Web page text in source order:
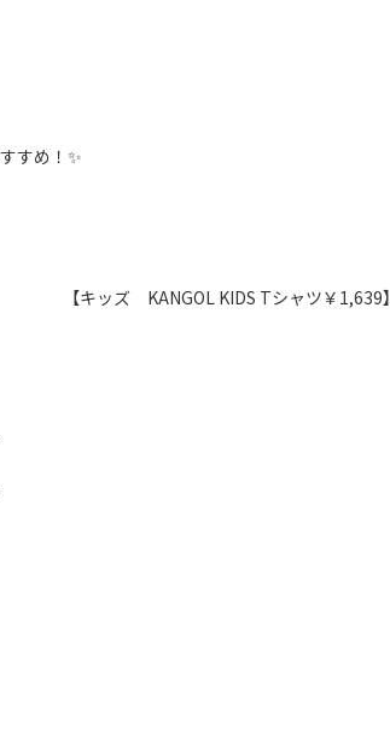
すめ！✨
【キッズ KANGOL KIDS Tシャツ￥1,639】